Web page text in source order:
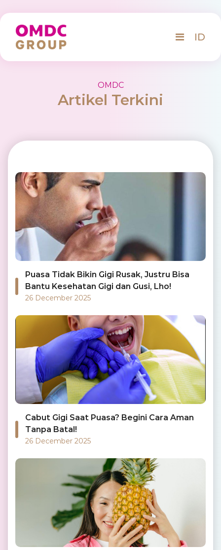
ID
OMDC
Artikel Terkini
Puasa Tidak Bikin Gigi Rusak, Justru Bisa
Bantu Kesehatan Gigi dan Gusi, Lho!
26 December 2025
Cabut Gigi Saat Puasa? Begini Cara Aman
Tanpa Batal!
26 December 2025